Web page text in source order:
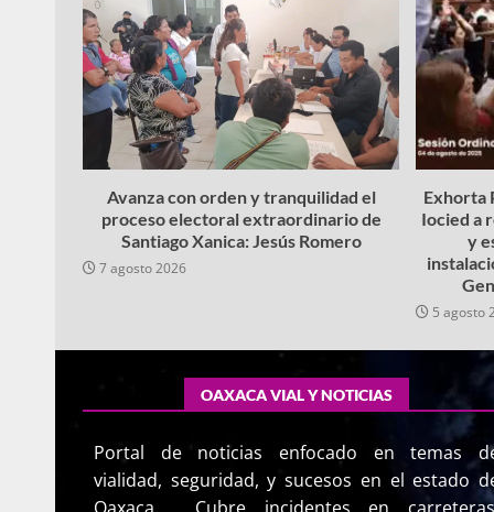
Avanza con orden y tranquilidad el
proceso electoral extraordinario de
Santiago Xanica: Jesús Romero
7 agosto 2026
Exhorta
Iocied a
y
5 agosto
OAXACA VIAL Y NOTICIAS
Portal de noticias enfocado en temas
vialidad, seguridad, y sucesos en el estado